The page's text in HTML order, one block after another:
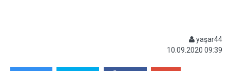
yaşar44
10.09.2020 09:39